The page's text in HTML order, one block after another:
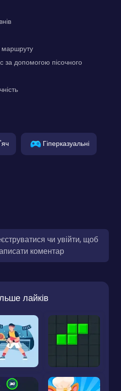
маршруту
за допомогою пісочного
Гіперказуальні
чи увійти, щоб
коментар
лайків